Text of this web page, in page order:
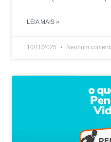
LEIA MAIS »
10/11/2025 Nenhum